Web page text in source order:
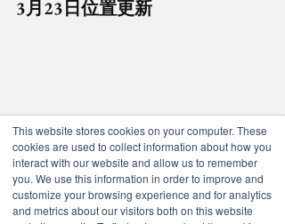
This website stores cookies on your computer. These
cookies are used to collect information about how you
interact with our website and allow us to remember
you. We use this information in order to improve and
customize your browsing experience and for analytics
and metrics about our visitors both on this website
3月23日位置更新